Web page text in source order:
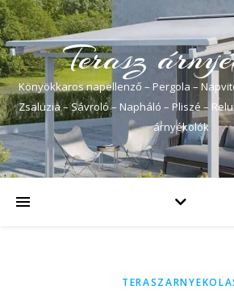
Terasz
Könyökkaros napellenző – Pergola –
Zsaluzia – Sávroló – Napháló – Pliszé –
árnyékolók